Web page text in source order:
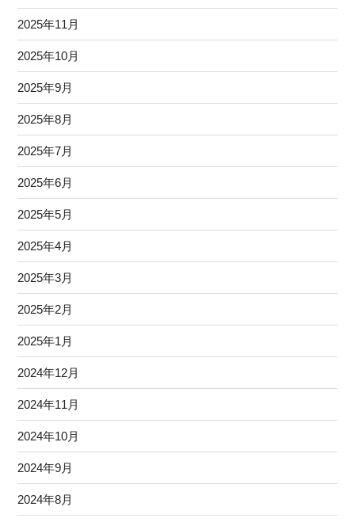
2025年11月
2025年10月
2025年9月
2025年8月
2025年7月
2025年6月
2025年5月
2025年4月
2025年3月
2025年2月
2025年1月
2024年12月
2024年11月
2024年10月
2024年9月
2024年8月